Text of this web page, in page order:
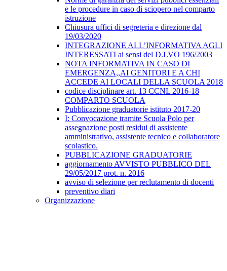
e le procedure in caso di sciopero nel comparto
istruzione
Chiusura uffici di segreteria e direzione dal
19/03/2020
INTEGRAZIONE ALL’INFORMATIVA AGLI
INTERESSATI ai sensi del D.LVO 196/2003
NOTA INFORMATIVA IN CASO DI
EMERGENZA,,AI GENITORI E A CHI
ACCEDE AI LOCALI DELLA SCUOLA 2018
codice disciplinare art. 13 CCNL 2016-18
COMPARTO SCUOLA
Pubblicazione graduatorie istituto 2017-20
I: Convocazione tramite Scuola Polo per
assegnazione posti residui di assistente
amministrativo, assistente tecnico e collaboratore
scolastico.
PUBBLICAZIONE GRADUATORIE
aggiornamento AVVISTO PUBBLICO DEL
29/05/2017 prot. n. 2016
avviso di selezione per reclutamento di docenti
preventivo diari
Organizzazione